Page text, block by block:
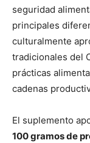
seguridad
principales
culturalmente
tradicionales del
prácticas
cadenas
El suplemento
100 gramos de